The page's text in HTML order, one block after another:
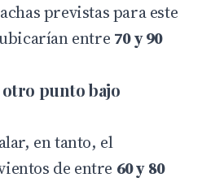
previstas para este
entre 70 y 90
punto bajo
en tanto, el
de entre 60 y 80